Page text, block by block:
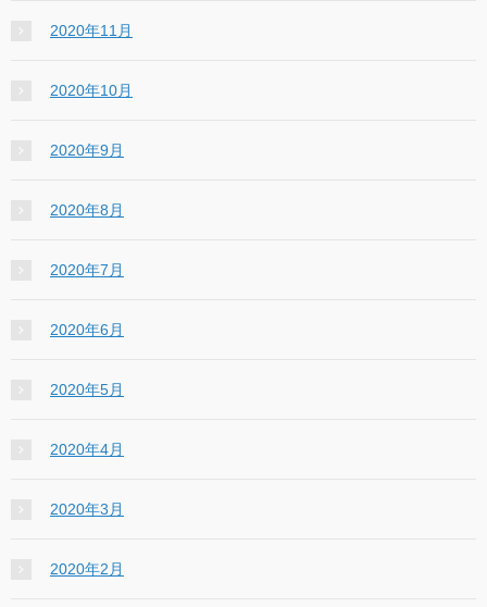
2020年11月
2020年10月
2020年9月
2020年8月
2020年7月
2020年6月
2020年5月
2020年4月
2020年3月
2020年2月